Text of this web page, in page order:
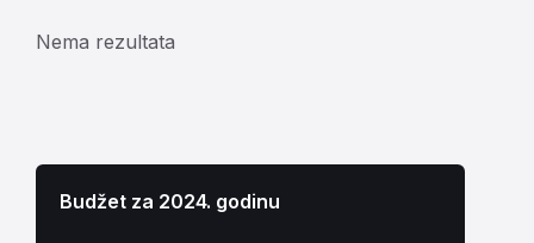
Nema rezultata
Budžet za 2024. godinu